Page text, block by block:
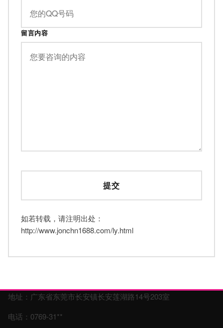
留言内容
如若转载，请注明出处：
http://www.jonchn1688.com/ly.html
地址：广东省东莞市长安镇长安莲湖路14号203室
电话：0769-31**